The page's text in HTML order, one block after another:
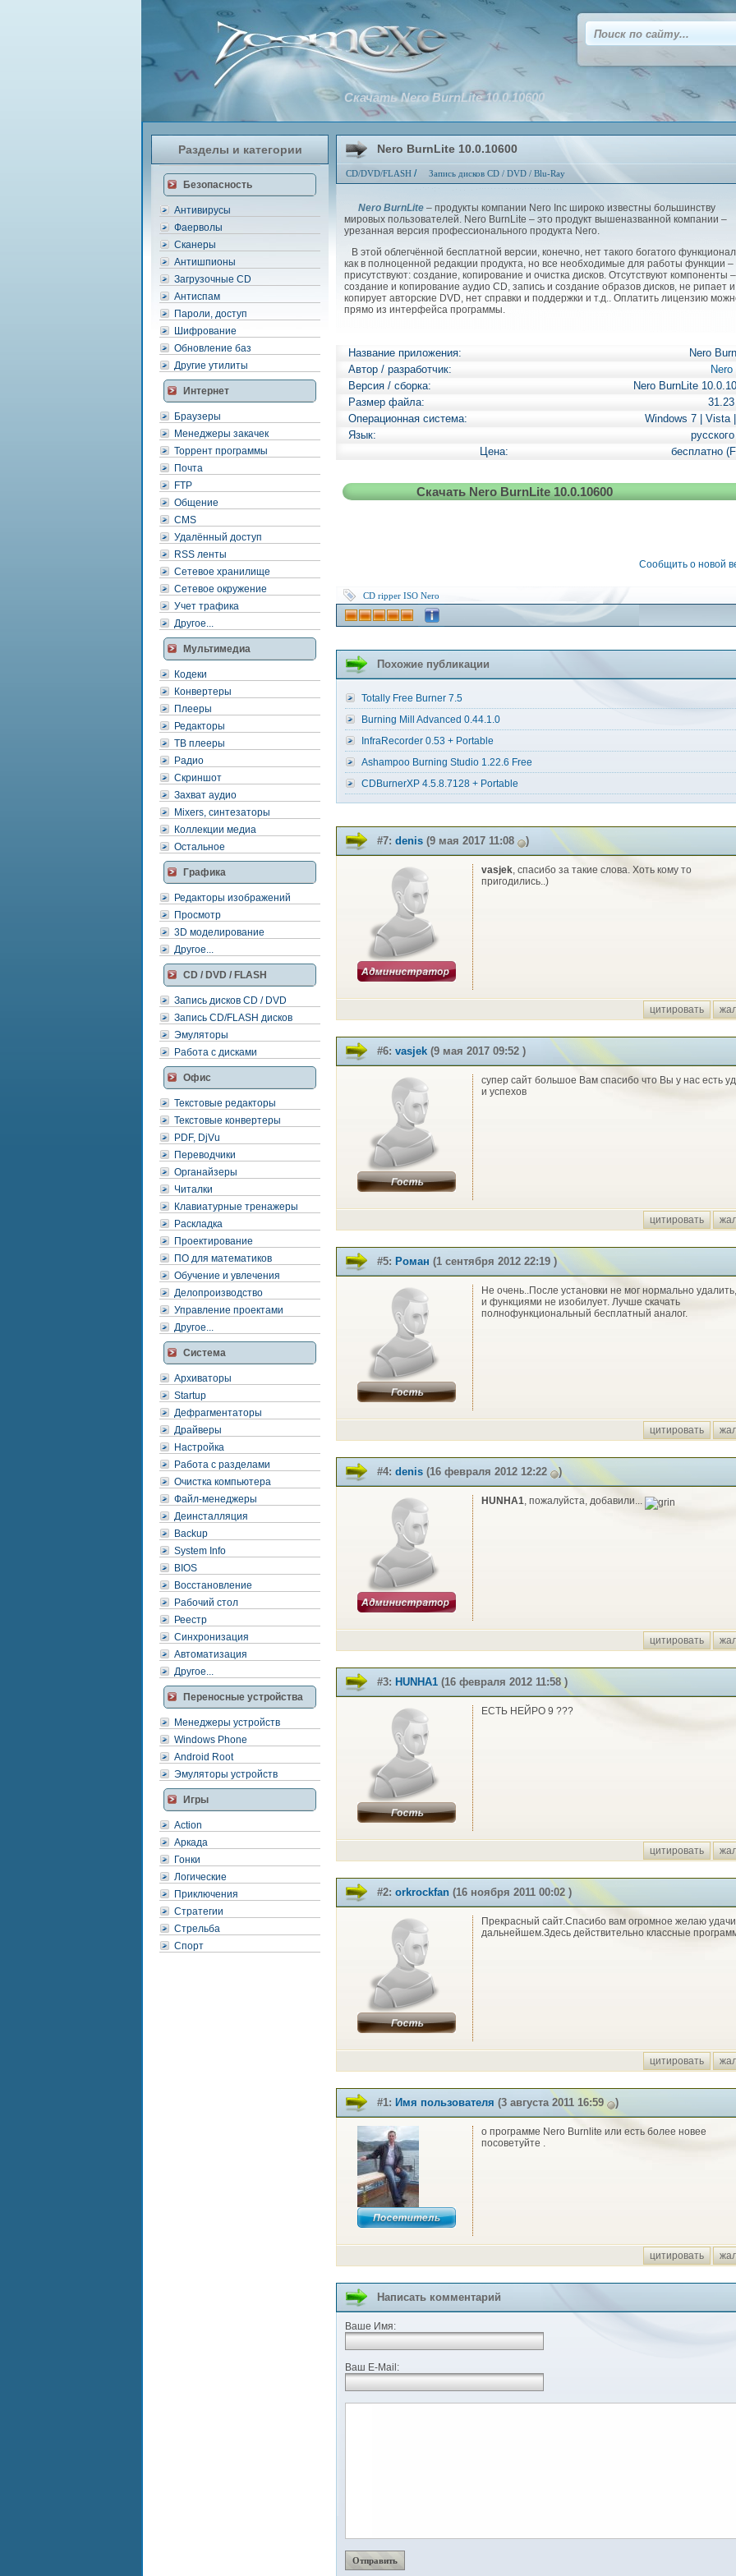
Разделы и категории
Безопасность
Антивирусы
Фаерволы
Сканеры
Антишпионы
Загрузочные CD
Антиспам
Пароли, доступ
Шифрование
Обновление баз
Другие утилиты
Интернет
Браузеры
Менеджеры закачек
Торрент программы
Почта
FTP
Общение
CMS
Удалённый доступ
RSS ленты
Сетевое хранилище
Сетевое окружение
Учет трафика
Другое...
Мультимедиа
Кодеки
Конвертеры
Плееры
Редакторы
ТВ плееры
Радио
Скриншот
Захват аудио
Mixers, синтезаторы
Коллекции медиа
Остальное
Графика
Редакторы изображений
Просмотр
3D моделирование
Другое...
CD / DVD / FLASH
Запись дисков CD / DVD
Запись CD/FLASH дисков
Эмуляторы
Работа с дисками
Офис
Текстовые редакторы
Текстовые конвертеры
PDF, DjVu
Переводчики
Органайзеры
Читалки
Клавиатурные тренажеры
Раскладка
Проектирование
ПО для математиков
Обучение и увлечения
Делопроизводство
Управление проектами
Другое...
Система
Архиваторы
Startup
Дефрагментаторы
Драйверы
Настройка
Работа с разделами
Очистка компьютера
Файл-менеджеры
Деинсталляция
Backup
System Info
BIOS
Восстановление
Рабочий стол
Реестр
Синхронизация
Автоматизация
Другое...
Переносные устройства
Менеджеры устройств
Windows Phone
Android Root
Эмуляторы устройств
Игры
Action
Аркада
Гонки
Логические
Приключения
Стратегии
Стрельба
Спорт
Nero BurnLite 10.0.10600
CD/DVD/FLASH / Запись дисков CD / DVD / Blu-Ray
Скачать Nero BurnLite 10.0.10600
Nero BurnLite – продукты компании Nero Inc широко известны большинству
мировых пользователей. Nero BurnLite – это продукт вышеназванной компании –
урезанная версия профессионального продукта Nero.
В этой облегчённой бесплатной версии, конечно, нет такого богатого
как в полноценной редакции продукта, но все необходимые для работы функции –
присутствуют: создание, копирование и очистка дисков. Отсутствуют компоненты –
создание и копирование аудио CD, запись и создание образов дисков, не рипает
копирует авторские DVD, нет справки и поддержки и т.д.. Оплатить лицензию
прямо из интерфейса программы.
Название приложения:
Nero
Автор / разработчик:
Версия / сборка:
Nero BurnLite
Размер файла:
Операционная система:
Windows 7 | Vista
Язык:
Цена:
бесплатно
Скачать Nero BurnLite 10.0.10600
Сообщить о новой
CD ripper ISO Nero
Похожие публикации
Totally Free Burner 7.5
Burning Mill Advanced 0.44.1.0
InfraRecorder 0.53 + Portable
Ashampoo Burning Studio 1.22.6 Free
CDBurnerXP 4.5.8.7128 + Portable
#7: denis (9 мая 2017 11:08 )
vasjek, спасибо за такие слова. Хоть кому то
пригодились..)
цитировать
#6: vasjek (9 мая 2017 09:52 )
супер сайт большое Вам спасибо что Вы у нас есть
и успехов
цитировать
#5: Роман (1 сентября 2012 22:19 )
Не очень..После установки не мог нормально
и функциями не изобилует. Лучше скачать
полнофункциональный бесплатный аналог.
цитировать
#4: denis (16 февраля 2012 12:22 )
HUNHA1, пожалуйста, добавили...
цитировать
#3: HUNHA1 (16 февраля 2012 11:58 )
ЕСТЬ НЕЙРО 9 ???
цитировать
#2: orkrockfan (16 ноября 2011 00:02 )
Прекрасный сайт.Спасибо вам огромное желаю
дальнейшем.Здесь действительно классные
цитировать
#1: Имя пользователя (3 августа 2011 16:59 )
о программе Nero Burnlite или есть более новее
посоветуйте .
цитировать
Написать комментарий
Ваше Имя:
Ваш E-Mail: